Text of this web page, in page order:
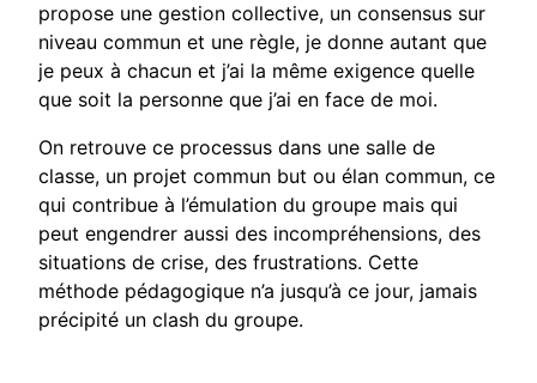
propose une gestion collective, un consensus sur
niveau commun et une règle, je donne autant que
je peux à chacun et j’ai la même exigence quelle
que soit la personne que j’ai en face de moi.
On retrouve ce processus dans une salle de
classe, un projet commun but ou élan commun, ce
qui contribue à l’émulation du groupe mais qui
peut engendrer aussi des incompréhensions, des
situations de crise, des frustrations. Cette
méthode pédagogique n’a jusqu’à ce jour, jamais
précipité un clash du groupe.